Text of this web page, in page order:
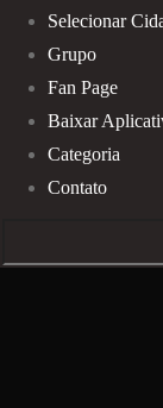
Selecionar
Grupo
Fan Page
Baixar
Categoria
Contato